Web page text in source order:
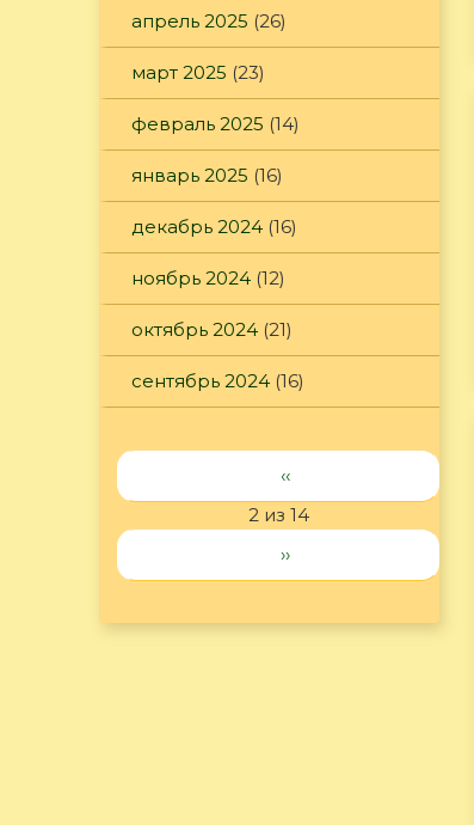
апрель 2025 (26)
март 2025 (23)
февраль 2025 (14)
январь 2025 (16)
декабрь 2024 (16)
ноябрь 2024 (12)
октябрь 2024 (21)
сентябрь 2024 (16)
‹‹
2 из 14
››